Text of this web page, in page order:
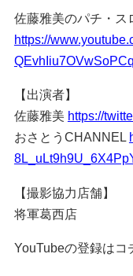
佐藤雅美のパチ・ス
https://
【出演者】
佐藤雅美 https://
おさとうCHANNEL
【撮影協力店舗】
将軍葛西店
YouTubeの登録はコ